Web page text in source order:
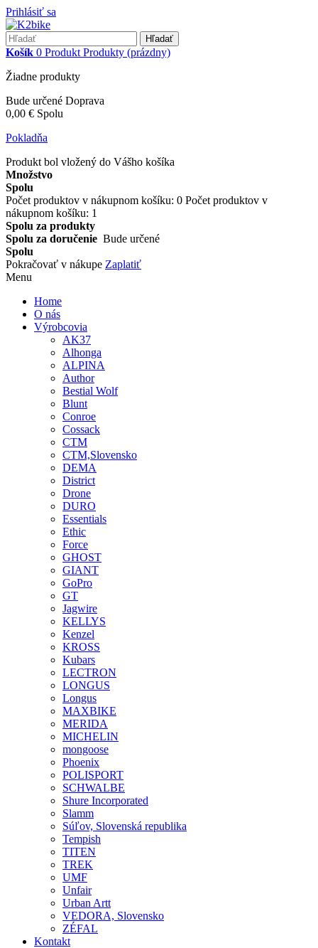
Prihlásiť sa
Hľadať
Košík 0 Produkt Produkty (prázdny)
Žiadne produkty
Bude určené Doprava
0,00 € Spolu
Pokladňa
Produkt bol vložený do Vášho košíka
Množstvo
Spolu
Počet produktov v nákupnom košíku: 0 Počet produktov v
nákupnom košíku: 1
Spolu za produkty
Spolu za doručenie Bude určené
Spolu
Pokračovať v nákupe Zaplatiť
Menu
Home
O nás
Výrobcovia
AK37
Alhonga
ALPINA
Author
Bestial Wolf
Blunt
Conroe
Cossack
CTM
CTM,Slovensko
DEMA
District
Drone
DURO
Essentials
Ethic
Force
GHOST
GIANT
GoPro
GT
Jagwire
KELLYS
Kenzel
KROSS
Kubars
LECTRON
LONGUS
Longus
MAXBIKE
MERIDA
MICHELIN
mongoose
Phoenix
POLISPORT
SCHWALBE
Shure Incorporated
Slamm
Súľov, Slovenská republika
Tempish
TITEN
TREK
UMF
Unfair
Urban Artt
VEDORA, Slovensko
ZÉFAL
Kontakt